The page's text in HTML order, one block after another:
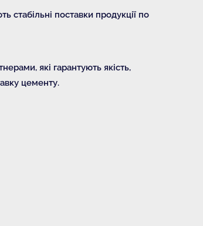
стабільні поставки продукції по
які гарантують якість,
цементу.